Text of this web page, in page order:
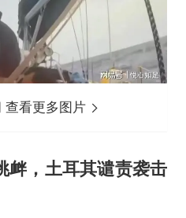
查看更多图片
衅，土耳其谴责袭击